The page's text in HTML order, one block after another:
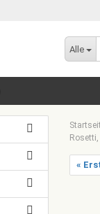
Alle
«